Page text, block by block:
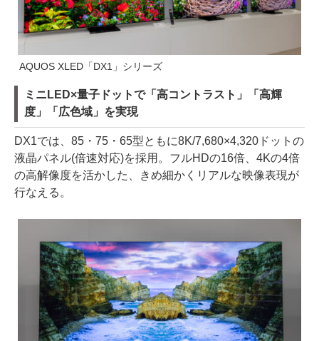
AQUOS XLED「DX1」シリーズ
ミニLED×量子ドットで「高コントラスト」「高輝
度」「広色域」を実現
DX1では、85・75・65型ともに8K/7,680×4,320ドットの
液晶パネル(倍速対応)を採用。フルHDの16倍、4Kの4倍
の高解像度を活かした、きめ細かくリアルな映像表現が
行なえる。